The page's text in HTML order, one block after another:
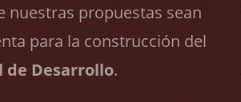
nuestras propuestas sean
para la construcción del
de Desarrollo.